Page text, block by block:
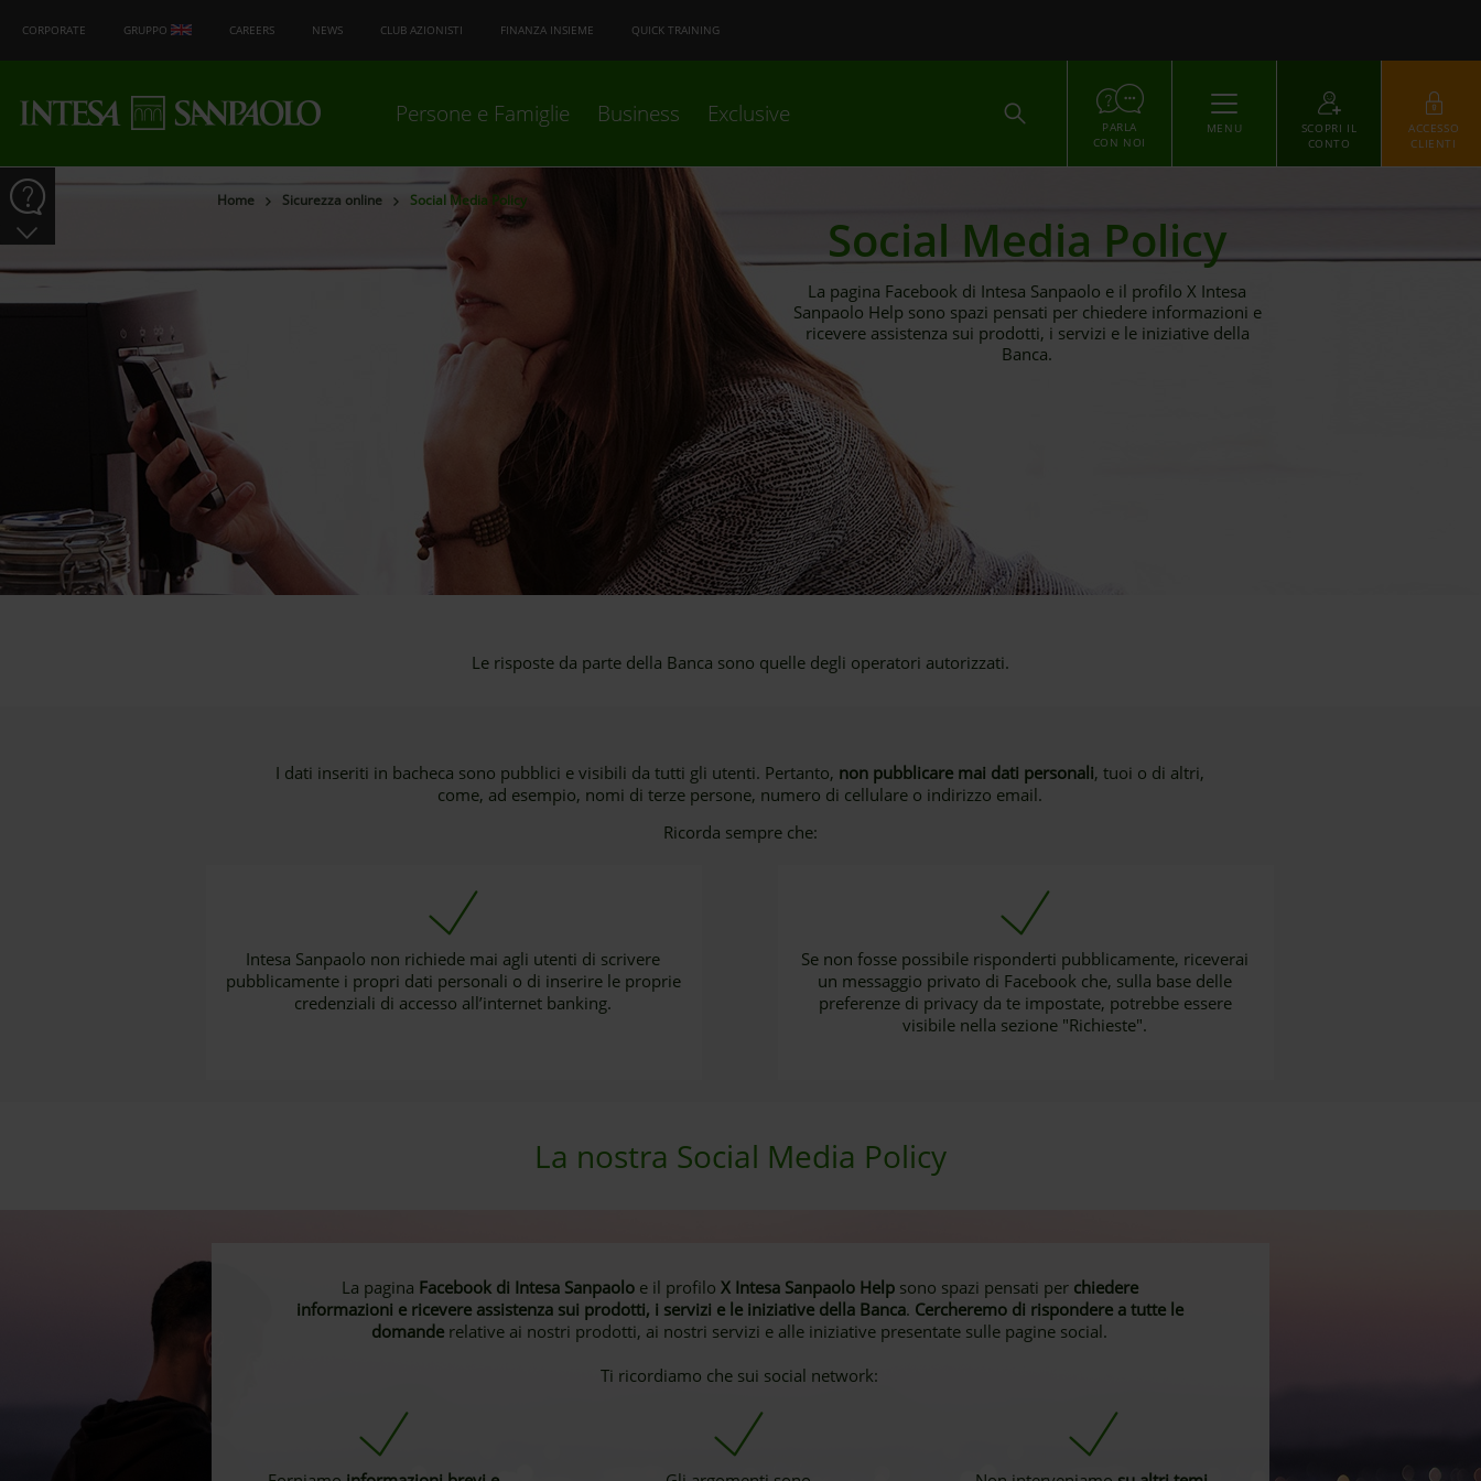
CORPORATE GRUPPO CAREERS NEWS CLUB AZIONISTI FINANZA INSIEME QUICK TRAINING
Persone e Famiglie Business Exclusive ACCEDI
PARLA
CON NOI
MENU
SCOPRI IL
CONTO
ACCESSO
CLIENTI
Home Sicurezza online Social Media Policy
Social Media Policy
La pagina Facebook di Intesa Sanpaolo e il profilo X Intesa
Sanpaolo Help sono spazi pensati per chiedere informazioni e
ricevere assistenza sui prodotti, i servizi e le iniziative della
Banca.
Le risposte da parte della Banca sono quelle degli operatori autorizzati.
I dati inseriti in bacheca sono pubblici e visibili da tutti gli utenti. Pertanto, non pubblicare mai dati personali, tuoi o di altri,
come, ad esempio, nomi di terze persone, numero di cellulare o indirizzo email.
Ricorda sempre che:
Intesa Sanpaolo non richiede mai agli utenti di scrivere
pubblicamente i propri dati personali o di inserire le proprie
credenziali di accesso all’internet banking.
Se non fosse possibile risponderti pubblicamente, riceverai
un messaggio privato di Facebook che, sulla base delle
preferenze di privacy da te impostate, potrebbe essere
visibile nella sezione "Richieste".
La nostra Social Media Policy
La pagina Facebook di Intesa Sanpaoloe il profilo X Intesa Sanpaolo Helpsono spazi pensati per chiedere
informazioni e ricevere assistenza sui prodotti, i servizi e le iniziative della Banca. Cercheremo di rispondere a tutte le
domande relative ai nostri prodotti, ai nostri servizi e alle iniziative presentate sulle pagine social.
Ti ricordiamo che sui social network: